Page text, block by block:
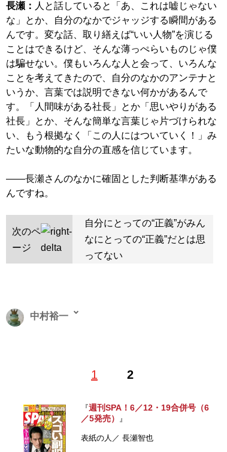
長瀬： 人と話していると「あ、これは嘘じゃない
な」とか、自分のなかでジャッジする瞬間がある
んです。変な話、取り繕えば“いい人物”を演じる
ことはできるけど、そんな薄っぺらいものじゃ僕
は騙せない。僕もいろんな人と会って、いろんな
ことを考えてきたので、自分のなかのアンテナと
いうか、言葉では説明できない何かがあるんで
す。「人間味がある社長」とか「思いやりがある
社長」とか、そんな簡単な言葉じゃ片づけられな
い、もう根拠なく「この人にはついていく！」み
たいな動物的な自分の直感を信じています。
――長瀬さんのなかに確固とした判断基準がある
んですね。
次のペ
ージ
自分にとっての“正義”がみん
なにとっての“正義”だとは思
ってない
1 2
中村裕一
うライター。Xアカウント：
@Yuichitter
記事一覧へ 『週刊SPA！6／12・19合併号（6
／5発売）
』
表紙の人／ 長瀬智也